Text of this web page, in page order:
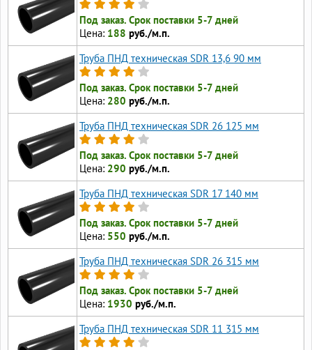
Под заказ. Срок поставки 5-7 дней
Цена: 188 руб./м.п.
Труба ПНД техническая SDR 13,6 90 мм
Под заказ. Срок поставки 5-7 дней
Цена: 280 руб./м.п.
Труба ПНД техническая SDR 26 125 мм
Под заказ. Срок поставки 5-7 дней
Цена: 290 руб./м.п.
Труба ПНД техническая SDR 17 140 мм
Под заказ. Срок поставки 5-7 дней
Цена: 550 руб./м.п.
Труба ПНД техническая SDR 26 315 мм
Под заказ. Срок поставки 5-7 дней
Цена: 1930 руб./м.п.
Труба ПНД техническая SDR 11 315 мм